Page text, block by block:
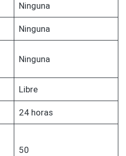
Ninguna
Ninguna
Ninguna
Libre
24 horas
50